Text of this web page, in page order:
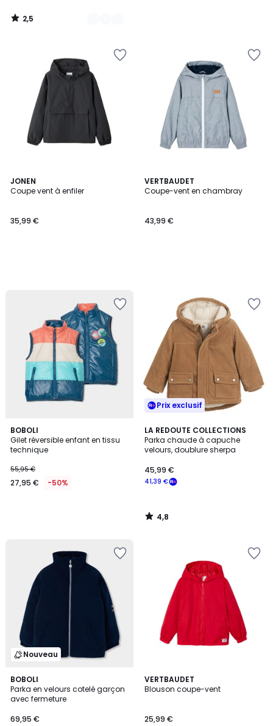
2,5
/
JONEN
Coupe vent à enfiler
35,99 €
VERTBAUDET
Coupe-vent en chambray
43,99 €
BOBOLI
Gilet réversible enfant en tissu
technique
55,95 €
27,95 € -50%
Prix exclusif
LA REDOUTE COLLECTIONS
Parka chaude à capuche
velours, doublure sherpa
41,39 €
45,99 €
4,8
/ 5
4,8
/
Nouveau
BOBOLI
Parka en velours cotelé garçon
avec fermeture
69,95 €
VERTBAUDET
Blouson coupe-vent
25,99 €